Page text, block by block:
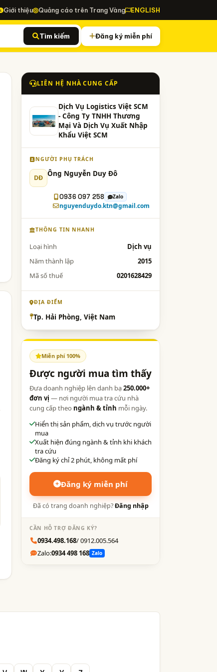
Giới thiệu Quảng cáo trên Trang Vàng ENGLISH
Tìm kiếm Đăng ký miễn phí
LIÊN HỆ NHÀ CUNG CẤP
Dịch Vụ Logistics Việt SCM
- Công Ty TNHH Thương
Mại Và Dịch Vụ Xuất Nhập
Khẩu Việt SCM
NGƯỜI PHỤ TRÁCH
DĐ Ông Nguyễn Duy Đô
0936 097 258 Zalo
nguyenduydo.ktn@gmail.com
THÔNG TIN NHANH
Loại hình
Dịch vụ
Năm thành lập
2015
Mã số thuế
0201628429
ĐỊA ĐIỂM
Tp. Hải Phòng, Việt Nam
Miễn phí 100%
Được người mua tìm thấy
Đưa doanh nghiệp lên danh bạ250.000+
đơn vị — nơi người mua tra cứu nhà
cung cấp theo ngành & tỉnh mỗi ngày.
Hiển thị sản phẩm, dịch vụ trước người
mua
Xuất hiện đúng ngành & tỉnh khi khách
tra cứu
Đăng ký chỉ 2 phút, không mất phí
Đăng ký miễn phí
Đã có trang doanh nghiệp?Đăng nhập
CẦN HỖ TRỢ ĐĂNG KÝ?
0934.498.168/ 0912.005.564
Zalo:0934 498 168 Zalo